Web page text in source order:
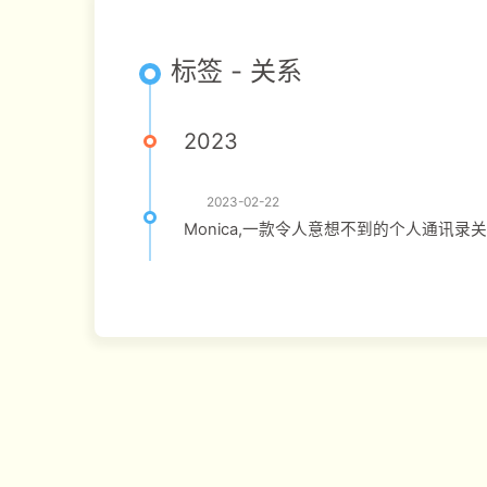
标签 - 关系
2023
2023-02-22
Monica,一款令人意想不到的个人通讯录